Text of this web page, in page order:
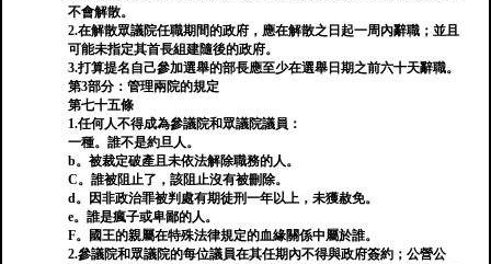
不會解散。
2.在解散眾議院任職期間的政府，應在解散之日起一周內辭職；並且
可能未指定其首長組建隨後的政府。
3.打算提名自己參加選舉的部長應至少在選舉日期之前六十天辭職。
第3部分：管理兩院的規定
第七十五條
1.任何人不得成為參議院和眾議院議員：
一種。誰不是約旦人。
b。被裁定破產且未依法解除職務的人。
C。誰被阻止了，該阻止沒有被刪除。
d。因非政治罪被判處有期徒刑一年以上，未獲赦免。
e。誰是瘋子或卑鄙的人。
F。國王的親屬在特殊法律規定的血緣關係中屬於誰。
2.參議院和眾議院的每位議員在其任期內不得與政府簽約；公營公